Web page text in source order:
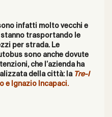
infatti molto vecchi e
trasportando le
per strada. Le
sono anche dovute
che l’azienda ha
della città: la Tre-I
e Ignazio Incapaci.